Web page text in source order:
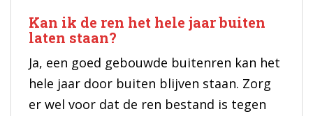
Kan ik de ren het hele jaar buiten
laten staan?
Ja, een goed gebouwde buitenren kan het
hele jaar door buiten blijven staan. Zorg
er wel voor dat de ren bestand is tegen